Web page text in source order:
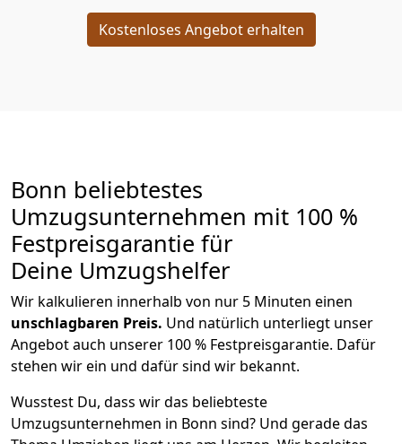
Kostenloses Angebot erhalten
Bonn beliebtestes
Umzugsunternehmen mit 100 %
Festpreisgarantie für
Deine Umzugshelfer
Wir kalkulieren innerhalb von nur 5 Minuten einen
unschlagbaren Preis. Und natürlich unterliegt unser
Angebot auch unserer 100 % Festpreisgarantie. Dafür
stehen wir ein und dafür sind wir bekannt.
Wusstest Du, dass wir das beliebteste
Umzugsunternehmen in Bonn sind? Und gerade das